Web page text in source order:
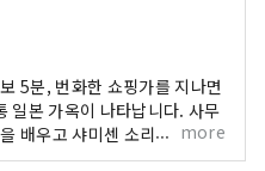
5분, 번화한 쇼핑가를 지나면
일본 가옥이 나타납니다. 사무
배우고 샤미센 소리에 귀 기
지혜를 경험하고 마음을 조
more